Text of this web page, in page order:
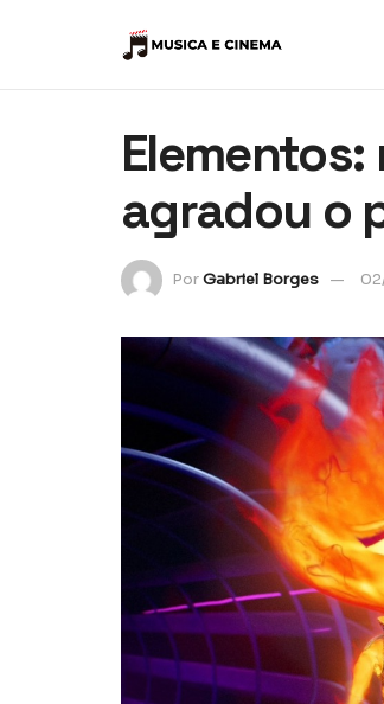
agradou o
PorGabriel Borges